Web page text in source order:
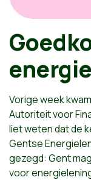
Vorige week
Autoriteit voor
liet weten dat de
Gentse
gezegd: Gent
voor